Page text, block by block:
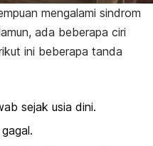
mengalami sindrom
ada beberapa ciri
ini beberapa tanda
sejak usia dini.